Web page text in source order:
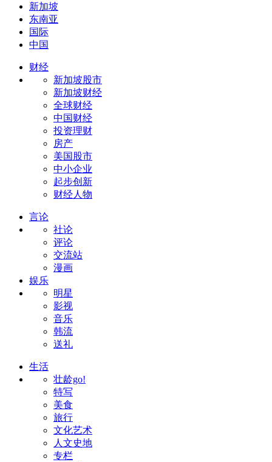
新加坡
东南亚
国际
中国
财经
新加坡股市
新加坡财经
全球财经
中国财经
投资理财
房产
美国股市
中小企业
起步创新
财经人物
言论
社论
评论
交流站
漫画
娱乐
明星
影视
音乐
韩流
送礼
生活
壮龄go!
特写
美食
旅行
文化艺术
人文史地
专栏